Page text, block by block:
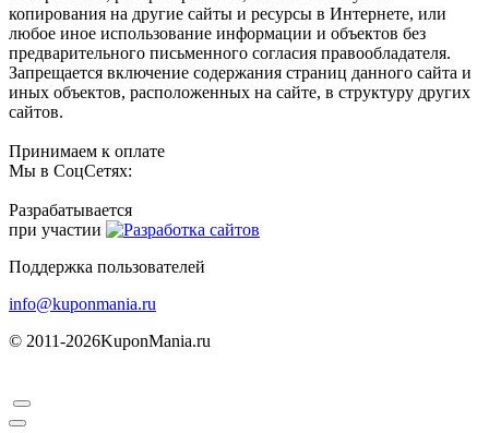
копирования на другие сайты и ресурсы в Интернете, или
любое иное использование информации и объектов без
предварительного письменного согласия правообладателя.
Запрещается включение содержания страниц данного сайта и
иных объектов, расположенных на сайте, в структуру других
сайтов.
Принимаем к оплате
Мы в СоцСетях:
Разрабатывается
при участии
Поддержка пользователей
info@kuponmania.ru
© 2011-2026KuponMania.ru